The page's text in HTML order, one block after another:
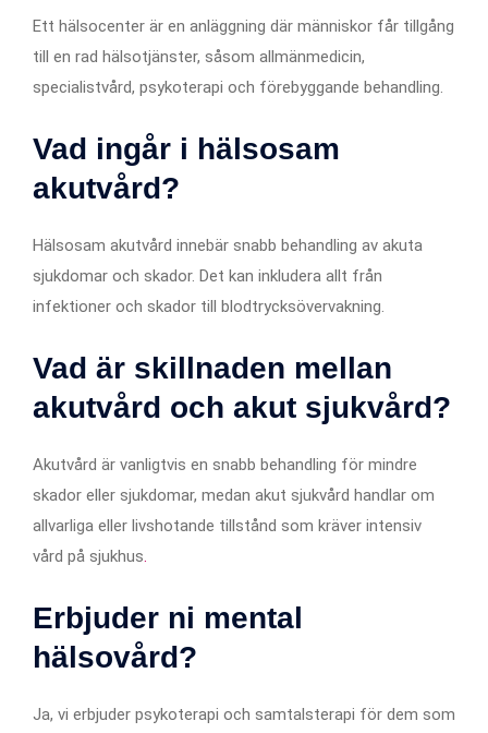
Ett hälsocenter är en anläggning där människor får tillgång
till en rad hälsotjänster, såsom allmänmedicin,
specialistvård, psykoterapi och förebyggande behandling.
Vad ingår i hälsosam
akutvård?
Hälsosam akutvård innebär snabb behandling av akuta
sjukdomar och skador. Det kan inkludera allt från
infektioner och skador till blodtrycksövervakning.
Vad är skillnaden mellan
akutvård och akut sjukvård?
Akutvård är vanligtvis en snabb behandling för mindre
skador eller sjukdomar, medan akut sjukvård handlar om
allvarliga eller livshotande tillstånd som kräver intensiv
vård på sjukhus.
Erbjuder ni mental
hälsovård?
Ja, vi erbjuder psykoterapi och samtalsterapi för dem som